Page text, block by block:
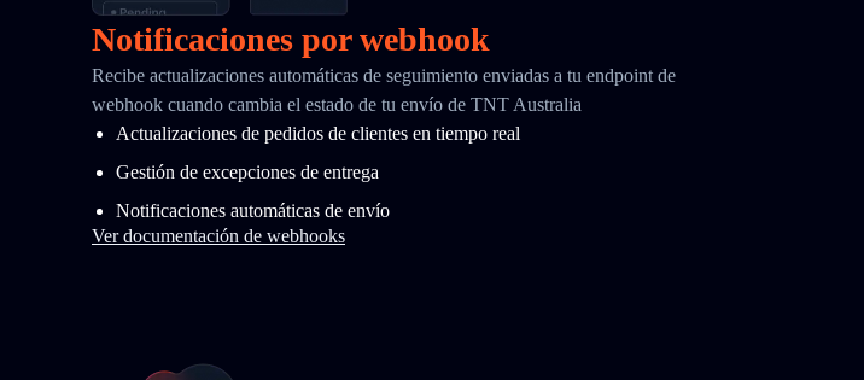
Notificaciones por webhook
Recibe actualizaciones automáticas de seguimiento enviadas a tu endpoint de
webhook cuando cambia el estado de tu envío de TNT Australia
Actualizaciones de pedidos de clientes en tiempo real
Gestión de excepciones de entrega
Notificaciones automáticas de envío
Ver documentación de webhooks